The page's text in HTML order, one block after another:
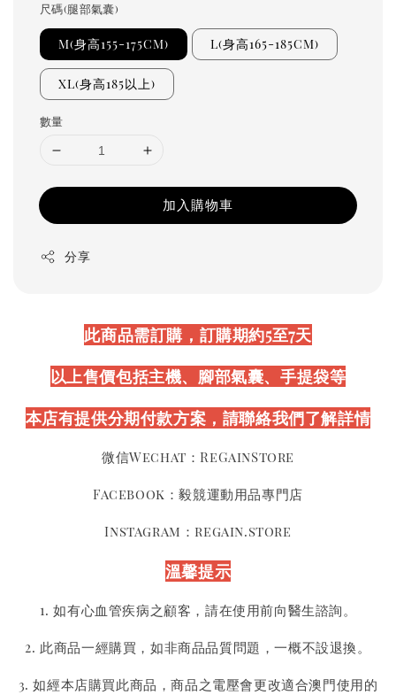
尺碼(腿部氣囊)
M(身高155-175CM) L(身高165-185CM)
XL(身高185以上)
數量
加入購物車
分享
此商品需訂購，訂購期約5至7天
以上售價包括主機、腳部氣囊、手提袋等
本店有提供分期付款方案，請聯絡我們了解詳情
微信Wechat：ReGainStore
Facebook：毅競運動用品專門店
Instagram：regain.store
溫馨提示
1. 如有心血管疾病之顧客，請在使用前向醫生諮詢。
2. 此商品一經購買，如非商品品質問題，一概不設退換。
3. 如經本店購買此商品，商品之電壓會更改適合澳門使用的